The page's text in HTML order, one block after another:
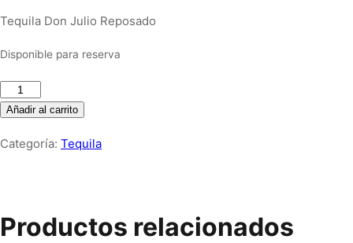
Tequila Don Julio Reposado
Disponible para reserva
Tequila
Don
Reposado
Añadir al carrito
Categoría: Tequila
Productos relacionados